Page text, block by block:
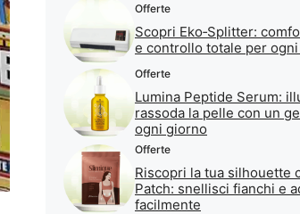
Offerte
Scopri Eko‑Splitter:
e controllo totale per
Offerte
Lumina Peptide Serum:
rassoda la pelle con un
ogni giorno
Offerte
Riscopri la tua silhouette
Patch: snellisci fianchi e
facilmente